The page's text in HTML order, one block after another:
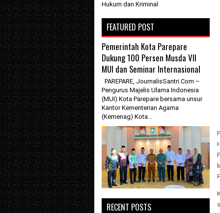
Hukum dan Kriminal
FEATURED POST
Pemerintah Kota Parepare
Dukung 100 Persen Musda VII
MUI dan Seminar Internasional
PAREPARE, JournalisSantri.Com –
Pengurus Majelis Ulama Indonesia
(MUI) Kota Parepare bersama unsur
Kantor Kementerian Agama
(Kemenag) Kota...
RECENT POSTS